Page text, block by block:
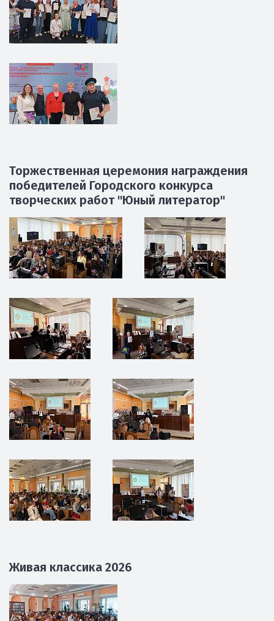
Торжественная церемония награждения
победителей Городского конкурса
творческих работ "Юный литератор"
Живая классика 2026